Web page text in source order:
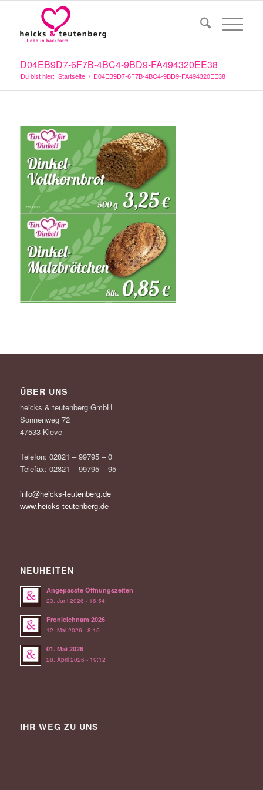
D04EB9D7-6F7B-4BC4-9BD9-FA494320EE38
Du bist hier: Startseite / D04EB9D7-6F7B-4BC4-9BD9-FA494320EE38
ÜBER UNS
heicks & teutenberg GmbH
Sonnenweg 72
47533 Kleve
Telefon: 02821 – 99795 – 0
Telefax: 02821 – 99795 – 95
info@heicks-teutenberg.de
www.heicks-teutenberg.de
NEUHEITEN
Angepasste Öffnungszeiten
23. Juni 2026 - 16:54
Fronleichnam 2026
12. Mai 2026 - 8:15
01. Mai 2026
28. April 2026 - 19:12
IHR WEG ZU UNS